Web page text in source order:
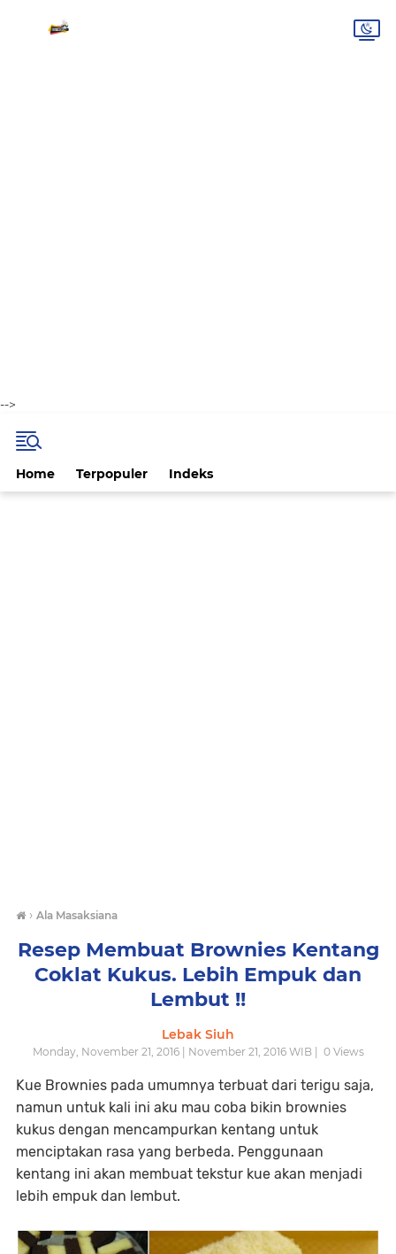
-->
Home Terpopuler Indeks
› Ala Masaksiana
Resep Membuat Brownies Kentang
Coklat Kukus. Lebih Empuk dan
Lembut !!
Lebak Siuh
Monday, November 21, 2016 | November 21, 2016 WIB | 0Views
Kue Brownies pada umumnya terbuat dari terigu saja,
namun untuk kali ini aku mau coba bikin brownies
kukus dengan mencampurkan kentang untuk
menciptakan rasa yang berbeda. Penggunaan
kentang ini akan membuat tekstur kue akan menjadi
lebih empuk dan lembut.